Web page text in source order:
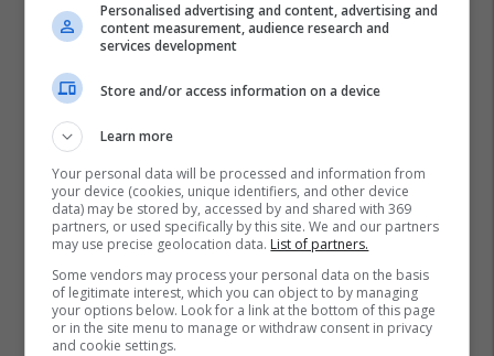
Personalised advertising and content, advertising and
content measurement, audience research and
services development
Store and/or access information on a device
Learn more
Your personal data will be processed and information from
your device (cookies, unique identifiers, and other device
data) may be stored by, accessed by and shared with 369
partners, or used specifically by this site. We and our partners
may use precise geolocation data. List of partners.
Some vendors may process your personal data on the basis
of legitimate interest, which you can object to by managing
your options below. Look for a link at the bottom of this page
or in the site menu to manage or withdraw consent in privacy
and cookie settings.